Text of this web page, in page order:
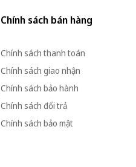
Chính sách bán hàng
Chính sách thanh toán
Chính sách giao nhận
Chính sách bảo hành
Chính sách đổi trả
Chính sách bảo mật